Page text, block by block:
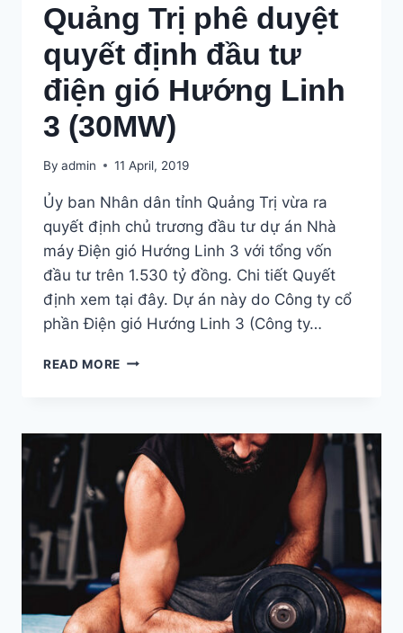
Quảng Trị phê duyệt
quyết định đầu tư
điện gió Hướng Linh
3 (30MW)
By admin 11 April, 2019
Ủy ban Nhân dân tỉnh Quảng Trị vừa ra
quyết định chủ trương đầu tư dự án Nhà
máy Điện gió Hướng Linh 3 với tổng vốn
đầu tư trên 1.530 tỷ đồng. Chi tiết Quyết
định xem tại đây. Dự án này do Công ty cổ
phần Điện gió Hướng Linh 3 (Công ty…
READ MORE QUẢNG
QUYẾT
ĐỊNH
ĐẦU
TƯ
ĐIỆN
GIÓ
HƯỚNG
LINH
3
(30MW)